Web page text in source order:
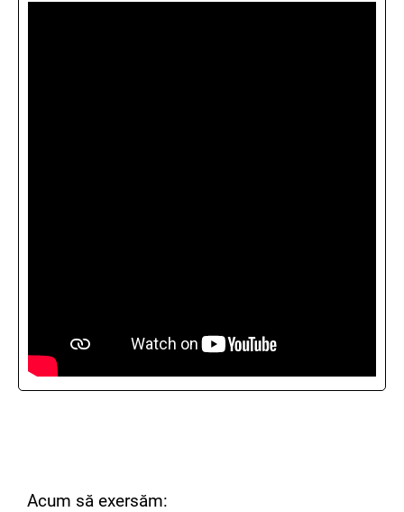
Acum să exersăm: